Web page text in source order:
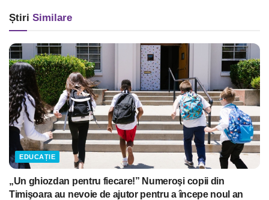
Știri Similare
EDUCAȚIE
„Un ghiozdan pentru fiecare!” Numeroşi copii din
Timişoara au nevoie de ajutor pentru a începe noul an